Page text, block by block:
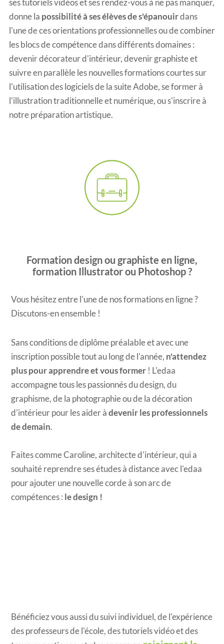
ses tutoriels vidéos et ses rendez-vous à ne pas manquer,
donne la possibilité à ses élèves de s'épanouirdans
l'une de ces orientations professionnelles ou de combiner
les blocs de compétence dans différents domaines :
devenir décorateur d'intérieur, devenir graphiste et
suivre en parallèle les nouvelles formations courtes sur
l'utilisation des logiciels de la suite Adobe, se former à
l'illustration traditionnelle et numérique, ous'inscrire à
notre préparation artistique.
Formation design ou graphiste en ligne,
formation Illustrator ou Photoshop ?
Vous hésitez entre l'une de nos formations en ligne ?
Discutons-en ensemble !
Sans conditions de diplôme préalable et avec une
inscription possible tout au long de l'année, n'attendez
plus pour apprendre et vous former ! L'edaa
accompagne tous les passionnés du design, du
graphisme, de la photographie ou de la décoration
d'intérieur pour les aider àdevenir les professionnels
de demain
Faites comme Caroline, architecte d'intérieur, qui a
souhaité reprendre ses études à distance avec l'edaa
pour ajouter une nouvelle corde à son arc de
compétences : le design !
Bénéficiez vous aussi du suivi individuel, de l'expérience
des professeurs de l'école, des tutoriels vidéo et des